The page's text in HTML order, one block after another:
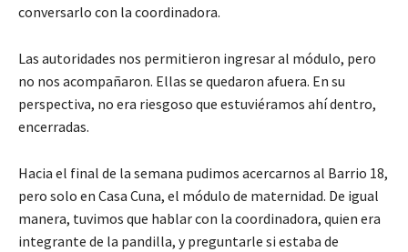
conversarlo con la coordinadora.
Las autoridades nos permitieron ingresar al módulo, pero
no nos acompañaron. Ellas se quedaron afuera. En su
perspectiva, no era riesgoso que estuviéramos ahí dentro,
encerradas.
Hacia el final de la semana pudimos acercarnos al Barrio 18,
pero solo en Casa Cuna, el módulo de maternidad. De igual
manera, tuvimos que hablar con la coordinadora, quien era
integrante de la pandilla, y preguntarle si estaba de